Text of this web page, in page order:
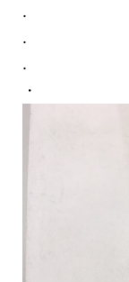
.
.
.
・